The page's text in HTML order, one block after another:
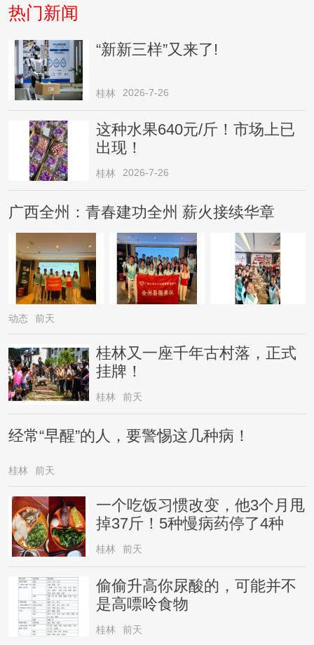
热门新闻
“新新三样”又来了!
桂林 2026-7-26
这种水果640元/斤！市场上已
出现！
桂林 2026-7-26
广西全州：青春建功全州 薪火接续华章
动态 前天
桂林又一座千年古村落，正式
挂牌！
桂林 前天
经常“早醒”的人，要警惕这几种病！
桂林 前天
一个吃饭习惯改变，他3个月甩
掉37斤！5种慢病药停了4种
桂林 前天
偷偷升高你尿酸的，可能并不
是高嘌呤食物
桂林 前天